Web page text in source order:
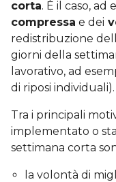
corta. È il caso, ad
compressa e dei
redistribuzione
giorni della
lavorativo, ad
di riposi individuali).
Tra i principali
implementato o
settimana corta
la volontà di